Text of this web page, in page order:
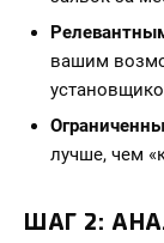
вашим
лучше, чем
ШАГ 2: